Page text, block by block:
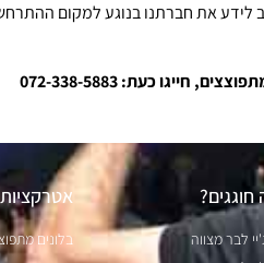
לידע את חברתנו בנוגע למקום
כעת: 072-338-5883
לבר מצווה
בלונים